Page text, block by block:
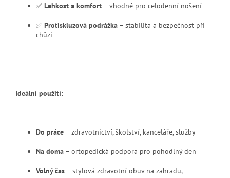
✅ Lehkost a komfort – vhodné pro celodenní nošení
✅ Protiskluzová podrážka – stabilita a bezpečnost při
chůzi
Ideální použití:
Do práce – zdravotnictví, školství, kanceláře, služby
Na doma – ortopedická podpora pro pohodlný den
Volný čas – stylová zdravotní obuv na zahradu,